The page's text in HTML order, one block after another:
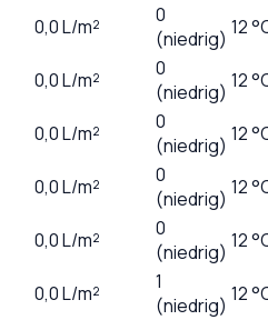
0,0L/m²
0
(niedrig) 12
0,0L/m²
0
(niedrig) 12
0,0L/m²
0
(niedrig) 12
0,0L/m²
0
(niedrig) 12
0,0L/m²
0
(niedrig) 12
0,0L/m²
1
(niedrig) 12